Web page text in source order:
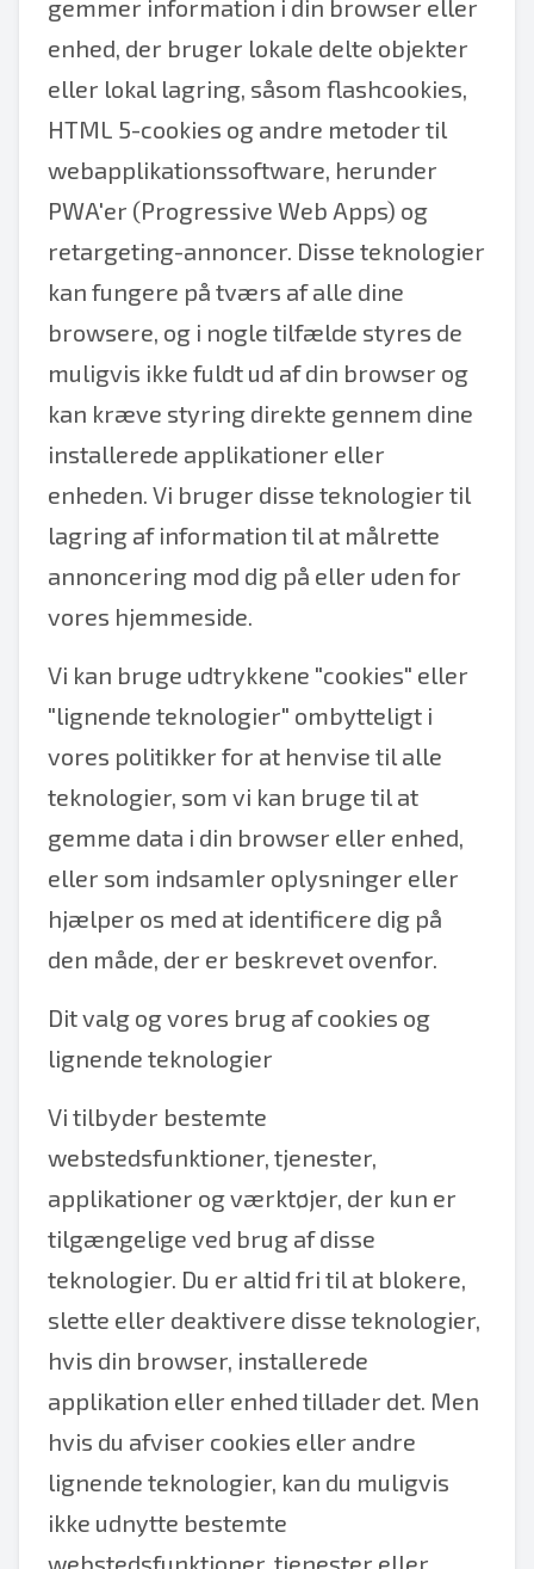
gemmer information i din browser eller
enhed, der bruger lokale delte objekter
eller lokal lagring, såsom flashcookies,
HTML 5-cookies og andre metoder til
webapplikationssoftware, herunder
PWA'er (Progressive Web Apps) og
retargeting-annoncer. Disse teknologier
kan fungere på tværs af alle dine
browsere, og i nogle tilfælde styres de
muligvis ikke fuldt ud af din browser og
kan kræve styring direkte gennem dine
installerede applikationer eller
enheden. Vi bruger disse teknologier til
lagring af information til at målrette
annoncering mod dig på eller uden for
vores hjemmeside.
Vi kan bruge udtrykkene "cookies" eller
"lignende teknologier" ombytteligt i
vores politikker for at henvise til alle
teknologier, som vi kan bruge til at
gemme data i din browser eller enhed,
eller som indsamler oplysninger eller
hjælper os med at identificere dig på
den måde, der er beskrevet ovenfor.
Dit valg og vores brug af cookies og
lignende teknologier
Vi tilbyder bestemte
webstedsfunktioner, tjenester,
applikationer og værktøjer, der kun er
tilgængelige ved brug af disse
teknologier. Du er altid fri til at blokere,
slette eller deaktivere disse teknologier,
hvis din browser, installerede
applikation eller enhed tillader det. Men
hvis du afviser cookies eller andre
lignende teknologier, kan du muligvis
ikke udnytte bestemte
webstedsfunktioner, tjenester eller